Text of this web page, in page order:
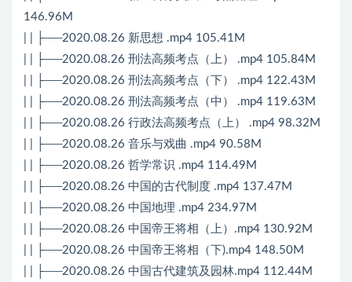
146.96M
| | ├──2020.08.26 新思想 .mp4 105.41M
| | ├──2020.08.26 刑法高频考点（上） .mp4 105.84M
| | ├──2020.08.26 刑法高频考点（下） .mp4 122.43M
| | ├──2020.08.26 刑法高频考点（中） .mp4 119.63M
| | ├──2020.08.26 行政法高频考点（上） .mp4 98.32M
| | ├──2020.08.26 音乐与戏曲 .mp4 90.58M
| | ├──2020.08.26 哲学常识 .mp4 114.49M
| | ├──2020.08.26 中国的古代制度 .mp4 137.47M
| | ├──2020.08.26 中国地理 .mp4 234.97M
| | ├──2020.08.26 中国帝王将相（上）.mp4 130.92M
| | ├──2020.08.26 中国帝王将相（下).mp4 148.50M
| | ├──2020.08.26 中国古代建筑及园林.mp4 112.44M